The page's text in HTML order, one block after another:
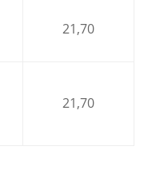
21,70
21,70